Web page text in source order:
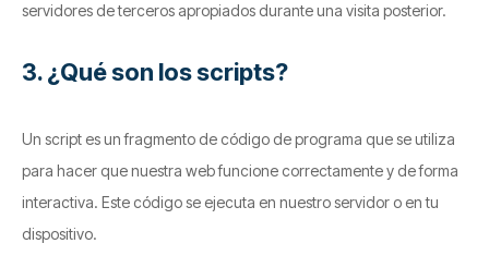
servidores de terceros apropiados durante una visita posterior.
3. ¿Qué son los scripts?
Un script es un fragmento de código de programa que se utiliza
para hacer que nuestra web funcione correctamente y de forma
interactiva. Este código se ejecuta en nuestro servidor o en tu
dispositivo.